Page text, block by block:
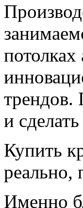
трендов.
и
Купить
реально,
Именно